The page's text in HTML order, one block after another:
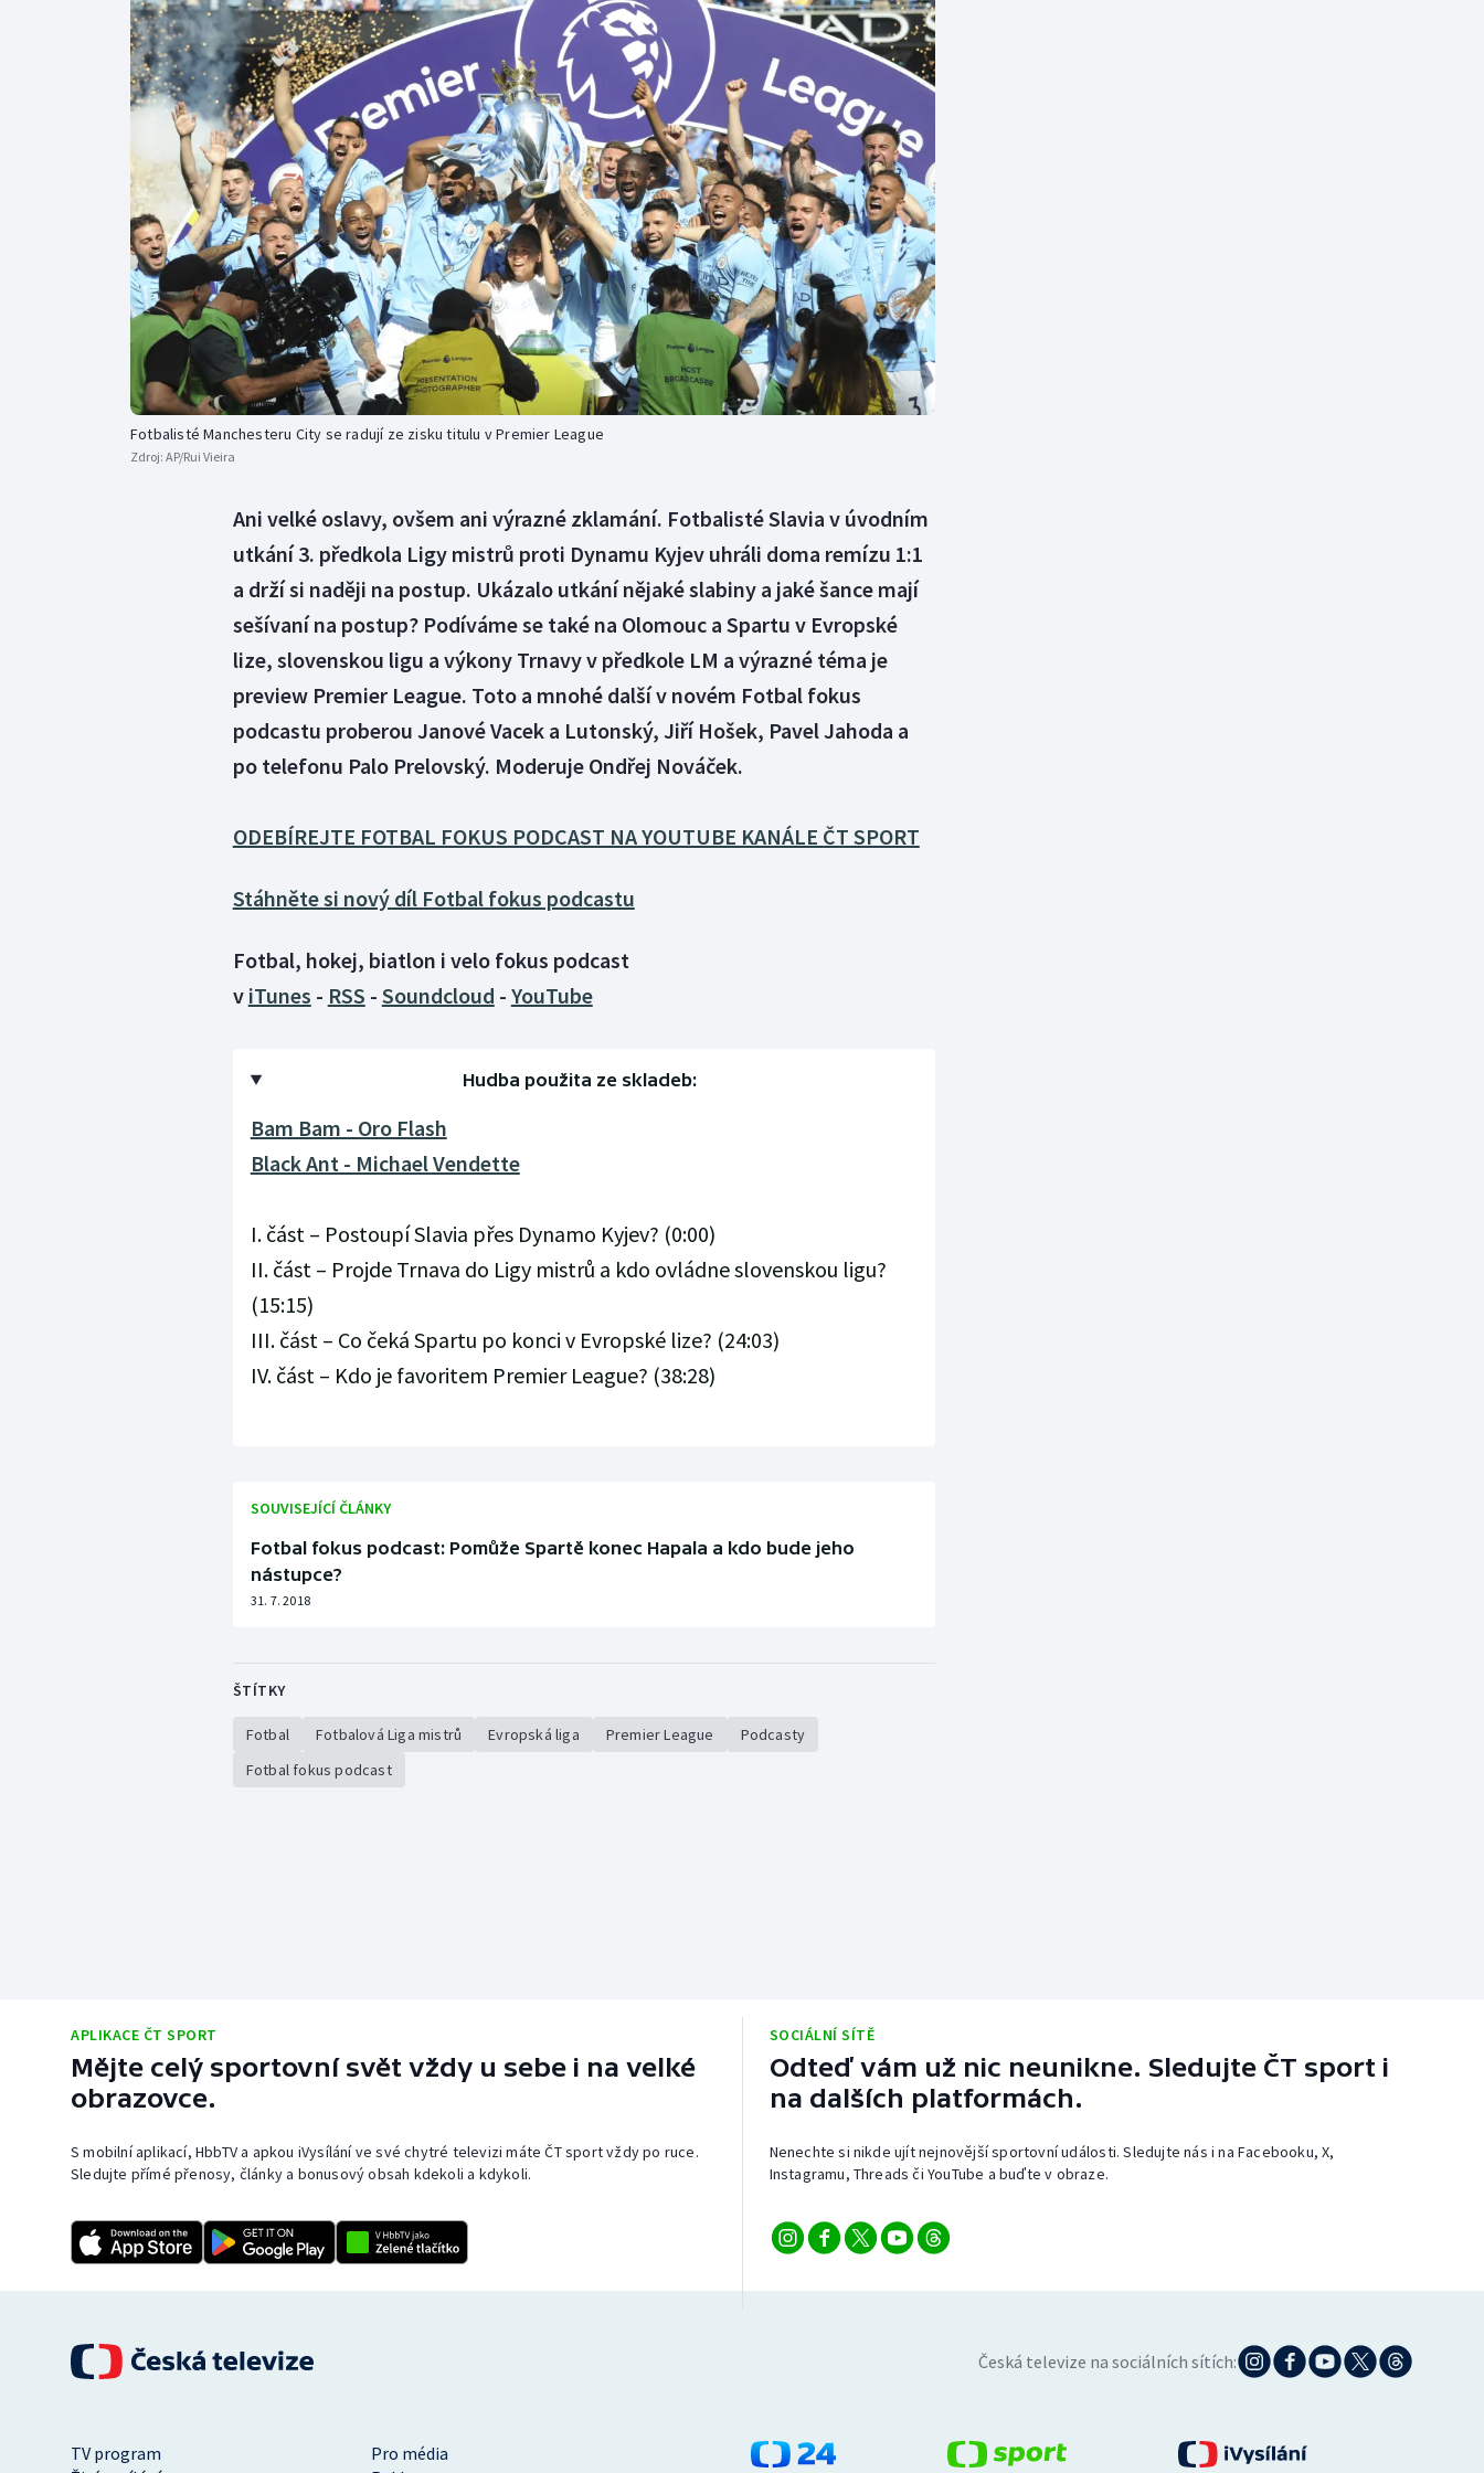
Curling
Dostihy
Florbal
Futsal
Golf
Gymnastika
Moderní pětiboj
Motorsport
Olympijské hry
Parasport
Plavání
Plážový volejbal
Triatlon
Veslování
Vodní slalom
Volejbal
Ostatní
Fotbalisté Manchesteru City se radují ze zisku titulu v Premier League
Zdroj: AP/Rui Vieira
Ani velké oslavy, ovšem ani výrazné zklamání. Fotbalisté Slavia v úvodním
utkání 3. předkola Ligy mistrů proti Dynamu Kyjev uhráli doma remízu 1:1
a drží si naději na postup. Ukázalo utkání nějaké slabiny a jaké šance mají
sešívaní na postup? Podíváme se také na Olomouc a Spartu v Evropské
lize, slovenskou ligu a výkony Trnavy v předkole LM a výrazné téma je
preview Premier League. Toto a mnohé další v novém Fotbal fokus
podcastu proberou Janové Vacek a Lutonský, Jiří Hošek, Pavel Jahoda a
po telefonu Palo Prelovský. Moderuje Ondřej Nováček.
ODEBÍREJTE FOTBAL FOKUS PODCAST NA YOUTUBE KANÁLE ČT SPORT
Stáhněte si nový díl Fotbal fokus podcastu
Fotbal, hokej, biatlon i velo fokus podcast
v iTunes - RSS - Soundcloud - YouTube
Hudba použita ze skladeb:
Bam Bam - Oro Flash
Black Ant - Michael Vendette
I. část – Postoupí Slavia přes Dynamo Kyjev? (0:00)
II. část – Projde Trnava do Ligy mistrů a kdo ovládne slovenskou ligu?
(15:15)
III. část – Co čeká Spartu po konci v Evropské lize? (24:03)
IV. část – Kdo je favoritem Premier League? (38:28)
SOUVISEJÍCÍ ČLÁNKY
Fotbal fokus podcast: Pomůže Spartě konec Hapala a kdo bude jeho
nástupce?
31. 7. 2018
ŠTÍTKY
Fotbal Fotbalová Liga mistrů Evropská liga Premier League
Podcasty
Fotbal fokus podcast
APLIKACE ČT SPORT
Mějte celý sportovní svět vždy u sebe i na velké
obrazovce.
S mobilní aplikací, HbbTV a apkou iVysílání ve své chytré televizi máte ČT sport vždy po ruce.
Sledujte přímé přenosy, články a bonusový obsah kdekoli a kdykoli.
SOCIÁLNÍ SÍTĚ
Odteď vám už nic neunikne. Sledujte ČT sport i
na dalších platformách.
Nenechte si nikde ujít nejnovější sportovní události. Sledujte nás i na Facebooku, X,
Instagramu, Threads či YouTube a buďte v obraze.
Česká televize na sociálních sítích:
TV program
Pro média